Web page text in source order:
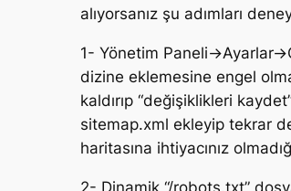
alıyorsanız şu adımları
1- Yönetim Paneli->Ayarlar-
dizine eklemesine engel
kaldırıp “değişiklikleri
sitemap.xml ekleyip tekrar
haritasına ihtiyacınız
2- Dinamik “/robots.txt”